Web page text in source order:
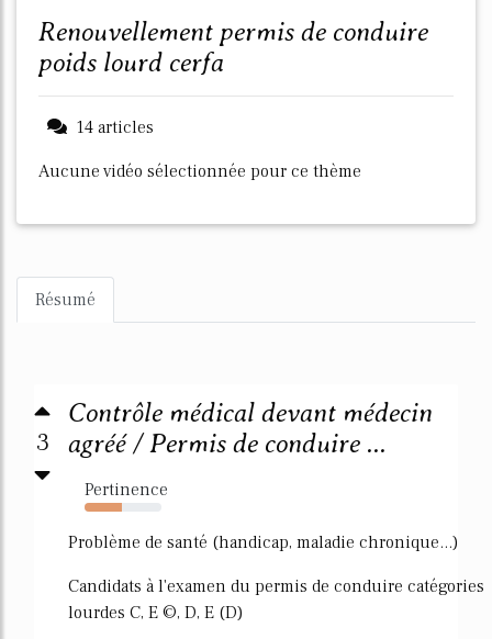
renouvellement permis de conduire
poids lourd cerfa
14 articles
Aucune vidéo sélectionnée pour ce thème
Résumé
3
Contrôle médical devant médecin
agréé / Permis de conduire ...
Pertinence
49%
Problème de santé (handicap, maladie chronique...)
Candidats à l'examen du permis de conduire catégories
lourdes C, E ©, D, E (D)